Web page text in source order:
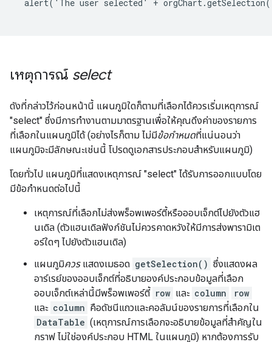
alert('The user selected' +
เหตุการณ์ select
ดังที่กล่าวไว้ก่อนหน้านี้ แผนภูมิใดก็ตามที่เลือกได้ควรเริ่มเหตุการณ์
"select" ซึ่งมีการทำงานตามมาตรฐานเพื่อให้คุณดึงค่าของรายการ
ที่เลือกในแผนภูมิได้ (อย่างไรก็ตาม ไม่มีข้อกำหนดที่แน่นอนว่า
แผนภูมิจะมีลักษณะเช่นนี้ โปรดดูเอกสารประกอบสำหรับแผนภูมิ)
โดยทั่วไป แผนภูมิที่แสดงเหตุการณ์ "select" ได้รับการออกแบบโดย
มีข้อกำหนดต่อไปนี้
เหตุการณ์ที่เลือกไม่ส่งพร็อพเพอร์ตี้หรือออบเจ็กต์ไปยังตัวแฮ
นเดิล (ตัวแฮนเดิลฟังก์ชันไม่ควรคาดหวังให้มีการส่งพารามิเต
อร์ใดๆ ไปยังตัวแฮนเดิล)
แผนภูมิควร แสดงเมธอด getSelection() ซึ่งแสดงผล
อาร์เรย์ของออบเจ็กต์ที่อธิบายองค์ประกอบข้อมูลที่เลือก
ออบเจ็กต์เหล่านี้มีพร็อพเพอร์ตี้ row และ column
row
และ column คือดัชนีแถวและคอลัมน์ของรายการที่เลือกใน
DataTable (เหตุการณ์การเลือกจะอธิบายข้อมูลที่สำคัญใน
กราฟ ไม่ใช่องค์ประกอบ HTML ในแผนภูมิ) หากต้องการรับ